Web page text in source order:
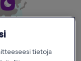
tietoja